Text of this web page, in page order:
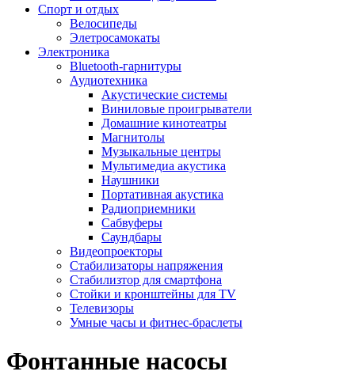
Спорт и отдых
Велосипеды
Элетросамокаты
Электроника
Bluetooth-гарнитуры
Аудиотехника
Акустические системы
Виниловые проигрыватели
Домашние кинотеатры
Магнитолы
Музыкальные центры
Мультимедиа акустика
Наушники
Портативная акустика
Радиоприемники
Сабвуферы
Саундбары
Видеопроекторы
Стабилизаторы напряжения
Стабилизтор для смартфона
Стойки и кронштейны для TV
Телевизоры
Умные часы и фитнес-браслеты
Фонтанные насосы